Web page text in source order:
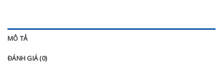
MÔ TẢ
ĐÁNH GIÁ (0)